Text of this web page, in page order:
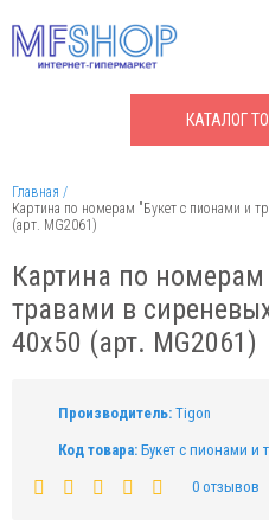
КАТАЛОГ
Главная
Картина по номерам "Букет с пионами и
(арт. MG2061)
Картина по
травами в
40x50 (арт. MG2061)
Производитель: Tigon
Код товара: Букет с пионами и
0 отзывов